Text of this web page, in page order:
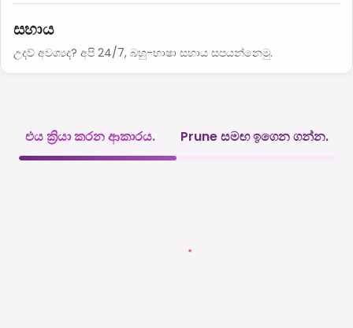
සහාය
උදව් අවශ්‍යද? අපි 24/7, බහු-භාෂා සහාය සපයන්නෙමු.
එය ක්‍රියා කරන ආකාරය. Prune සමඟ ඉගෙන ගන්න.